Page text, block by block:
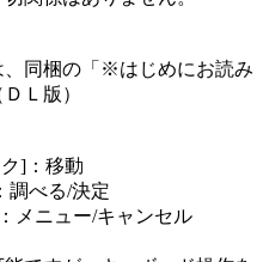
同梱の「※はじめにお読み
Ｌ版）
]：移動
調べる/決定
メニュー/キャンセル